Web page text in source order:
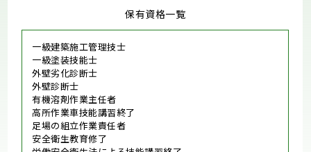
保有資格一覧
一級建築施工管理技士
一級塗装技能士
外壁劣化診断士
外壁診断士
有機溶剤作業主任者
高所作業車技能講習終了
足場の組立作業責任者
安全衛生教育修了